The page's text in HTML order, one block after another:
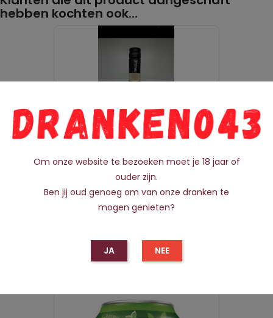
hebben kochten ook...
Rose Wijn Fraktique
IN WINKELMANDJE
Om onze website te bezoeken moet je 18 jaar of
ouder zijn.
Ben jij oud genoeg om van onze dranken te
mogen genieten?
JA NEE